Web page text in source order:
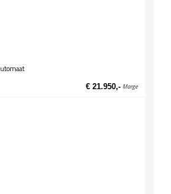
€ 21.950,- Marge